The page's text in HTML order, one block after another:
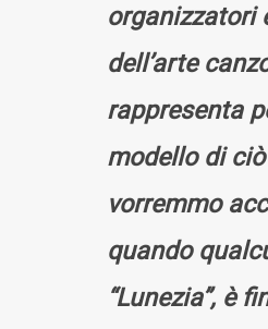
organizzatori
dell’arte
rappresenta
modello di
vorremmo
quando
“Lunezia”, è